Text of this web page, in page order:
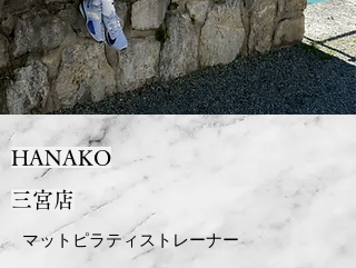
HANAKO
三宮店
マットピラティストレーナー